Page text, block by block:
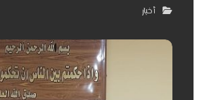
أخبار